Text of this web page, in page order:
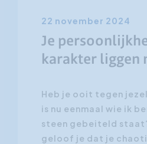
22 november 2024
Je
karakter liggen
Heb je ooit tegen
is nu eenmaal wie ik
steen gebeiteld
geloof je dat je